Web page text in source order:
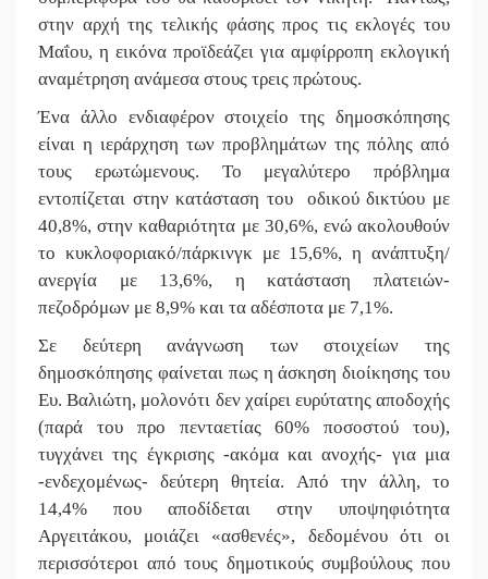
στην αρχή της τελικής φάσης προς τις εκλογές του
Μαΐου, η εικόνα προϊδεάζει για αμφίρροπη εκλογική
αναμέτρηση ανάμεσα στους τρεις πρώτους.
Ένα άλλο ενδιαφέρον στοιχείο της δημοσκόπησης
είναι η ιεράρχηση των προβλημάτων της πόλης από
τους ερωτώμενους. Το μεγαλύτερο πρόβλημα
εντοπίζεται στην κατάσταση του οδικού δικτύου με
40,8%, στην καθαριότητα με 30,6%, ενώ ακολουθούν
το κυκλοφοριακό/πάρκινγκ με 15,6%, η ανάπτυξη/
ανεργία με 13,6%, η κατάσταση πλατειών-
πεζοδρόμων με 8,9% και τα αδέσποτα με 7,1%.
Σε δεύτερη ανάγνωση των στοιχείων της
δημοσκόπησης φαίνεται πως η άσκηση διοίκησης του
Ευ. Βαλιώτη, μολονότι δεν χαίρει ευρύτατης αποδοχής
(παρά του προ πενταετίας 60% ποσοστού του),
τυγχάνει της έγκρισης -ακόμα και ανοχής- για μια
-ενδεχομένως- δεύτερη θητεία. Από την άλλη, το
14,4% που αποδίδεται στην υποψηφιότητα
Αργειτάκου, μοιάζει «ασθενές», δεδομένου ότι οι
περισσότεροι από τους δημοτικούς συμβούλους που